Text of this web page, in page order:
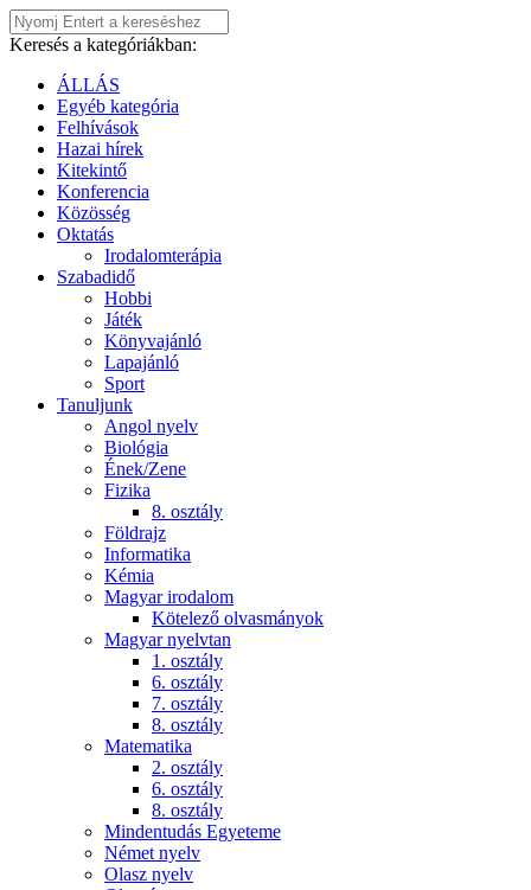
Keresés a kategóriákban:
ÁLLÁS
Egyéb kategória
Felhívások
Hazai hírek
Kitekintő
Konferencia
Közösség
Oktatás
Irodalomterápia
Szabadidő
Hobbi
Játék
Könyvajánló
Lapajánló
Sport
Tanuljunk
Angol nyelv
Biológia
Ének/Zene
Fizika
8. osztály
Földrajz
Informatika
Kémia
Magyar irodalom
Kötelező olvasmányok
Magyar nyelvtan
1. osztály
6. osztály
7. osztály
8. osztály
Matematika
2. osztály
6. osztály
8. osztály
Mindentudás Egyeteme
Német nyelv
Olasz nyelv